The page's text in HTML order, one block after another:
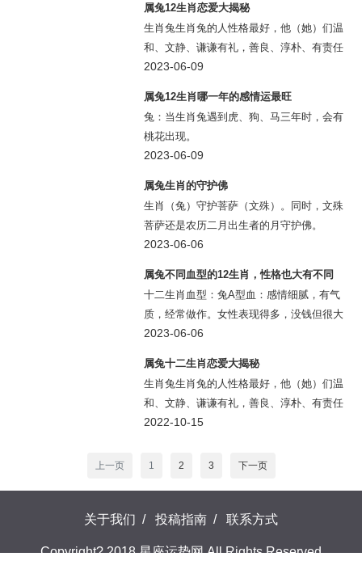
避免在压力下轻易妥协。
属兔12生肖恋爱大揭秘
生肖兔生肖兔的人性格最好，他（她）们温
和、文静、谦谦有礼，善良、淳朴、有责任
感，对于爱情、爱人有一定的依赖性哦，但
漫，所以和生肖兔的朋友谈恋爱你会惊喜不
断。
2023-06-09
属兔12生肖哪一年的感情运最旺
兔：当生肖兔遇到虎、狗、马三年时，会有
桃花出现。
2023-06-09
属兔生肖的守护佛
生肖（兔）守护菩萨（文殊）。同时，文殊
菩萨还是农历二月出生者的月守护佛。
2023-06-06
属兔不同血型的12生肖，性格也大有不同
十二生肖血型：兔A型血：感情细腻，有气
质，经常做作。女性表现得多，没钱但很大
方，饿了就吃，虚伪可怜。人很好，工作没
道，但感情脆弱，没有耐心，事半功倍，草
草收场。B
2023-06-06
属兔十二生肖恋爱大揭秘
生肖兔生肖兔的人性格最好，他（她）们温
和、文静、谦谦有礼，善良、淳朴、有责任
感，对于爱情、爱人有一定的依赖性哦，但
漫，所以和生肖兔的朋友谈恋爱你会惊喜不
2022-10-15
上一页 1 2 3 下一页
关于我们 / 投稿指南 / 联系方式
Copyright? 2018 星座运势网 All Rights Reserved